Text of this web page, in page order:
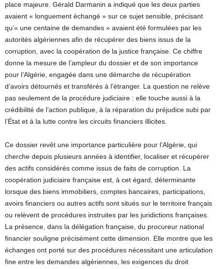
place majeure. Gérald Darmanin a indiqué que les deux parties
avaient « longuement échangé » sur ce sujet sensible, précisant
qu’« une centaine de demandes » avaient été formulées par les
autorités algériennes afin de récupérer des biens issus de la
corruption, avec la coopération de la justice française. Ce chiffre
donne la mesure de l’ampleur du dossier et de son importance
pour l’Algérie, engagée dans une démarche de récupération
d’avoirs détournés et transférés à l’étranger. La question ne relève
pas seulement de la procédure judiciaire : elle touche aussi à la
crédibilité de l’action publique, à la réparation du préjudice subi par
l’État et à la lutte contre les circuits financiers illicites.
Ce dossier revêt une importance particulière pour l’Algérie, qui
cherche depuis plusieurs années à identifier, localiser et récupérer
des actifs considérés comme issus de faits de corruption. La
coopération judiciaire française est, à cet égard, déterminante
lorsque des biens immobiliers, comptes bancaires, participations,
avoirs financiers ou autres actifs sont situés sur le territoire français
ou relèvent de procédures instruites par les juridictions françaises.
La présence, dans la délégation française, du procureur national
financier souligne précisément cette dimension. Elle montre que les
échanges ont porté sur des procédures nécessitant une articulation
fine entre les demandes algériennes, les exigences du droit